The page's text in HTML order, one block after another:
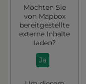
Möchten Sie
von Mapbox
bereitgestellte
externe Inhalte
laden?
Ja